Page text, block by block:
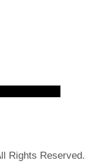
Rights Reserved.